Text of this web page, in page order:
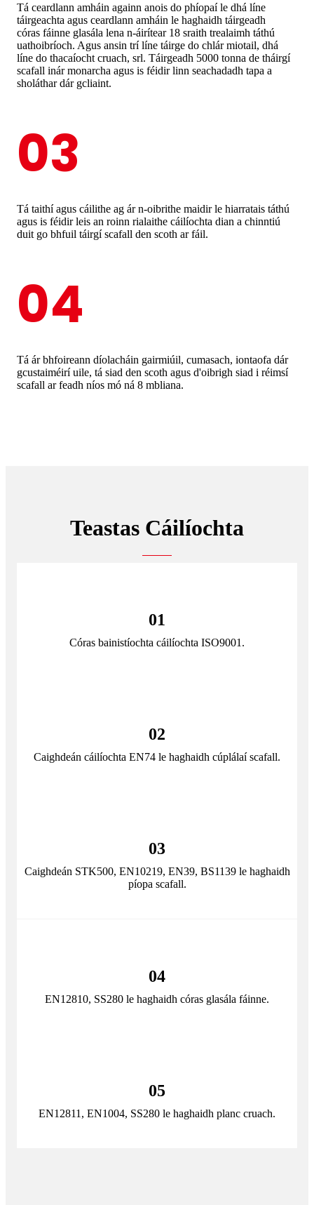
Tá ceardlann amháin againn anois do phíopaí le dhá líne
táirgeachta agus ceardlann amháin le haghaidh táirgeadh
córas fáinne glasála lena n-áirítear 18 sraith trealaimh táthú
uathoibríoch. Agus ansin trí líne táirge do chlár miotail, dhá
líne do thacaíocht cruach, srl. Táirgeadh 5000 tonna de tháirgí
scafall inár monarcha agus is féidir linn seachadadh tapa a
sholáthar dár gcliaint.
03
Tá taithí agus cáilithe ag ár n-oibrithe maidir le hiarratais táthú
agus is féidir leis an roinn rialaithe cáilíochta dian a chinntiú
duit go bhfuil táirgí scafall den scoth ar fáil.
04
Tá ár bhfoireann díolacháin gairmiúil, cumasach, iontaofa dár
gcustaiméirí uile, tá siad den scoth agus d'oibrigh siad i réimsí
scafall ar feadh níos mó ná 8 mbliana.
Teastas Cáilíochta
01
Córas bainistíochta cáilíochta ISO9001.
02
Caighdeán cáilíochta EN74 le haghaidh cúplálaí scafall.
03
Caighdeán STK500, EN10219, EN39, BS1139 le haghaidh
píopa scafall.
04
EN12810, SS280 le haghaidh córas glasála fáinne.
05
EN12811, EN1004, SS280 le haghaidh planc cruach.